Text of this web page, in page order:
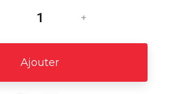
+
Ajouter